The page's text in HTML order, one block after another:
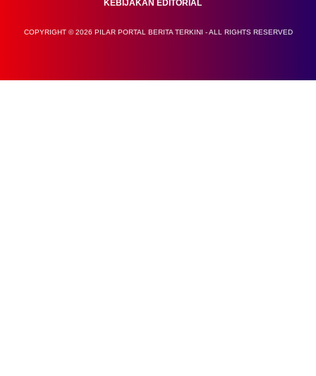
KEBIJAKAN EDITORIAL
COPYRIGHT © 2026 PILAR PORTAL BERITA TERKINI - ALL RIGHTS RESERVED